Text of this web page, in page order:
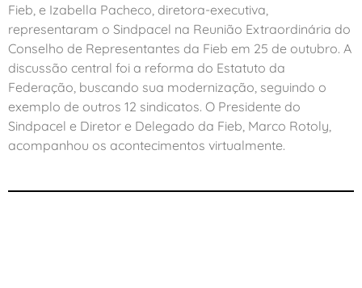
Fieb, e Izabella Pacheco, diretora-executiva,
representaram o Sindpacel na Reunião Extraordinária do
Conselho de Representantes da Fieb em 25 de outubro. A
discussão central foi a reforma do Estatuto da
Federação, buscando sua modernização, seguindo o
exemplo de outros 12 sindicatos. O Presidente do
Sindpacel e Diretor e Delegado da Fieb, Marco Rotoly,
acompanhou os acontecimentos virtualmente.